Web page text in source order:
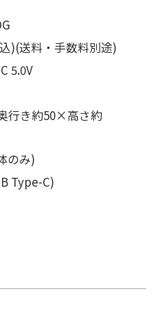
料・手数料別途)
5.0V
行き約50×高さ約
み)
Type-C)